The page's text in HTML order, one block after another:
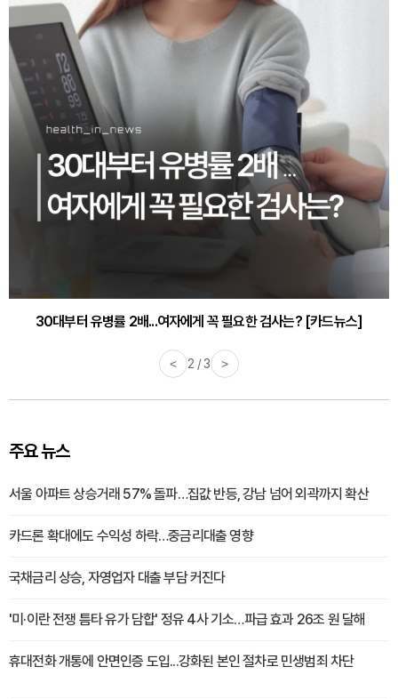
감기·독감 예방하고 면역력 높이는 4가지 영양제 [카드뉴스]
< 3 / 3 >
주요 뉴스
서울 아파트 상승거래 57% 돌파…집값 반등, 강남 넘어 외곽까지 확산
카드론 확대에도 수익성 하락…중금리대출 영향
국채금리 상승, 자영업자 대출 부담 커진다
'미·이란 전쟁 틈타 유가 담합' 정유 4사 기소…파급 효과 26조 원 달해
휴대전화 개통에 안면인증 도입...강화된 본인 절차로 민생범죄 차단